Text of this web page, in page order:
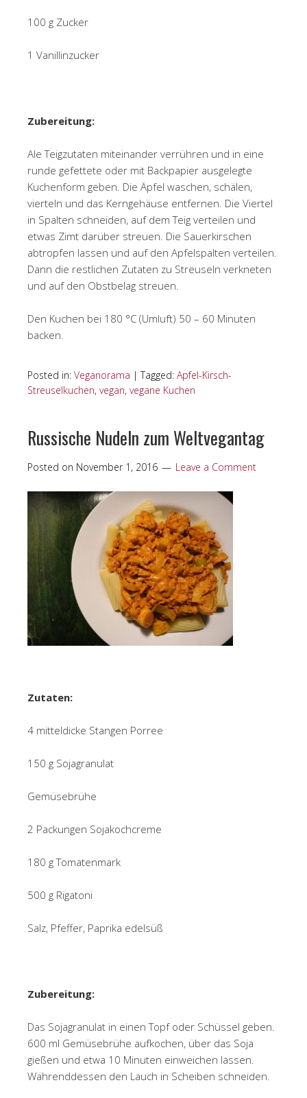
100 g Zucker
1 Vanillinzucker
Zubereitung:
Ale Teigzutaten miteinander verrühren und in eine
runde gefettete oder mit Backpapier ausgelegte
Kuchenform geben. Die Äpfel waschen, schälen,
vierteln und das Kerngehäuse entfernen. Die Viertel
in Spalten schneiden, auf dem Teig verteilen und
etwas Zimt darüber streuen. Die Sauerkirschen
abtropfen lassen und auf den Apfelspalten verteilen.
Dann die restlichen Zutaten zu Streuseln verkneten
und auf den Obstbelag streuen.
Den Kuchen bei 180 °C (Umluft) 50 – 60 Minuten
backen.
Posted in: Veganorama |Tagged: Apfel-Kirsch-
Streuselkuchen, vegan, vegane Kuchen
Russische Nudeln zum Weltvegantag
Posted on November 1, 2016 Leave a Comment
Zutaten:
4 mitteldicke Stangen Porree
150 g Sojagranulat
Gemüsebrühe
2 Packungen Sojakochcreme
180 g Tomatenmark
500 g Rigatoni
Salz, Pfeffer, Paprika edelsüß
Zubereitung:
Das Sojagranulat in einen Topf oder Schüssel geben.
600 ml Gemüsebrühe aufkochen, über das Soja
gießen und etwa 10 Minuten einweichen lassen.
Währenddessen den Lauch in Scheiben schneiden.